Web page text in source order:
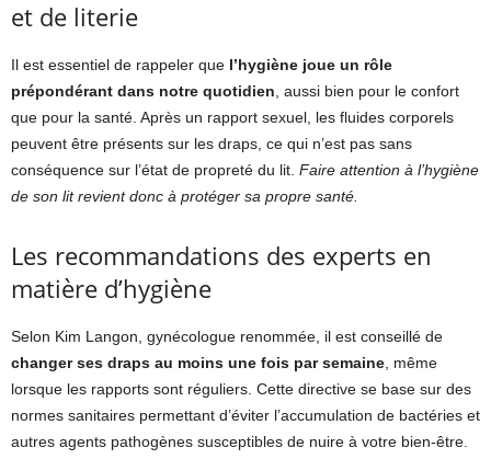
et de literie
Il est essentiel de rappeler que l’hygiène joue un rôle
prépondérant dans notre quotidien , aussi bien pour le confort
que pour la santé. Après un rapport sexuel, les fluides corporels
peuvent être présents sur les draps, ce qui n’est pas sans
conséquence sur l’état de propreté du lit. Faire attention à l’hygiène
de son lit revient donc à protéger sa propre santé.
Les recommandations des experts en
matière d’hygiène
Selon Kim Langon, gynécologue renommée, il est conseillé de
changer ses draps au moins une fois par semaine , même
lorsque les rapports sont réguliers. Cette directive se base sur des
normes sanitaires permettant d’éviter l’accumulation de bactéries et
autres agents pathogènes susceptibles de nuire à votre bien-être.